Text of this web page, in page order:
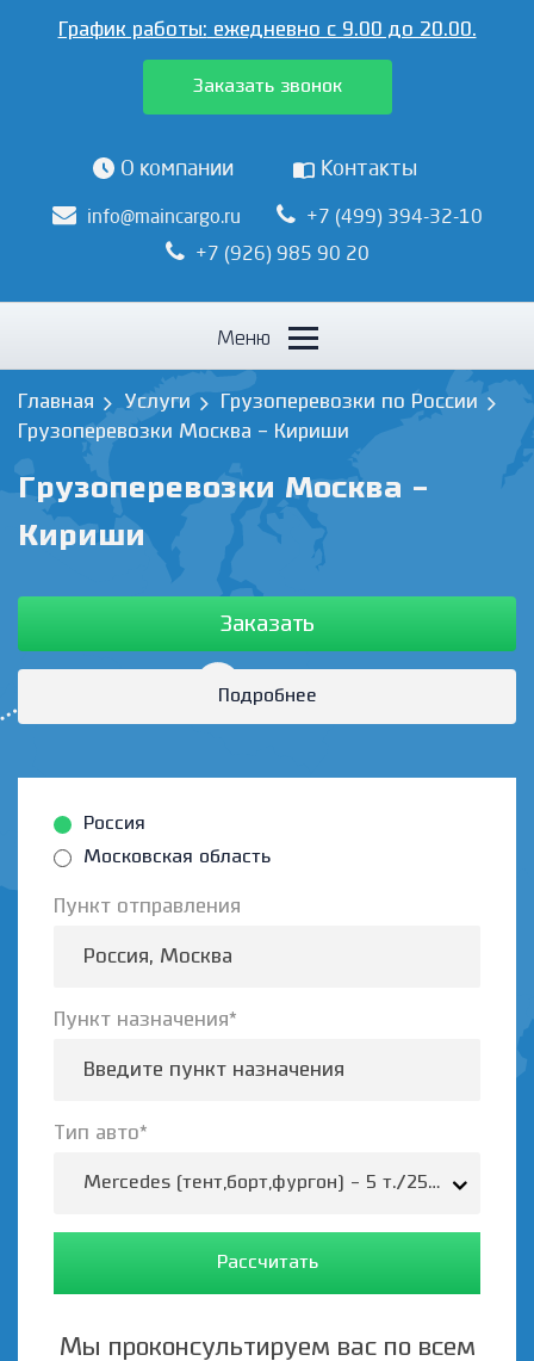
График работы: ежедневно с 9.00 до 20.00.
Заказать звонок
О компании Контакты
info@maincargo.ru
+7 (499) 394-32-10
+7 (926) 985 90 20
Меню
Грузоперевозки Москва -
Кириши
Главная Услуги
Грузоперевозки по России
Грузоперевозки Москва - Кириши
Заказать
Подробнее
Россия
Московская область
Пункт отправления
Пункт назначения*
Тип авто*
Mercedes (тент,борт,фургон) - 5 т./25-35 м.3/37
Рассчитать
Мы проконсультируем вас по всем